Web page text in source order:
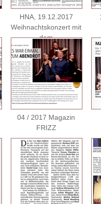
HNA, 19.12.2017
Weihnachtskonzert mit
dem
Heeresmusikkorps
04 / 2017 Magazin
FRIZZ